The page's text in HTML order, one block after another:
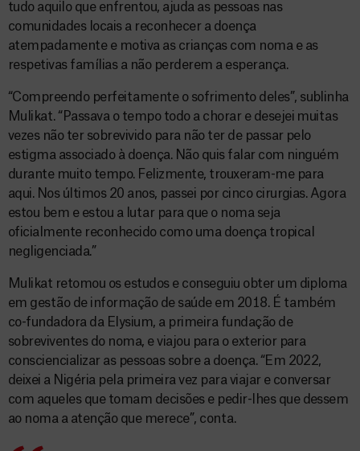
tudo aquilo que enfrentou, ajuda as pessoas nas
comunidades locais a reconhecer a doença
atempadamente e motiva as crianças com noma e as
respetivas famílias a não perderem a esperança.
“Compreendo perfeitamente o sofrimento deles”, sublinha
Mulikat. “Passava o tempo todo a chorar e desejei muitas
vezes não ter sobrevivido para não ter de passar pelo
estigma associado à doença. Não quis falar com ninguém
durante muito tempo. Felizmente, trouxeram-me para
aqui. Nos últimos 20 anos, passei por cinco cirurgias. Agora
estou bem e estou a lutar para que o noma seja
oficialmente reconhecido como uma doença tropical
negligenciada.”
Mulikat retomou os estudos e conseguiu obter um diploma
em gestão de informação de saúde em 2018. É também
co-fundadora da Elysium, a primeira fundação de
sobreviventes do noma, e viajou para o exterior para
consciencializar as pessoas sobre a doença. “Em 2022,
deixei a Nigéria pela primeira vez para viajar e conversar
com aqueles que tomam decisões e pedir-lhes que dessem
ao noma a atenção que merece”, conta.